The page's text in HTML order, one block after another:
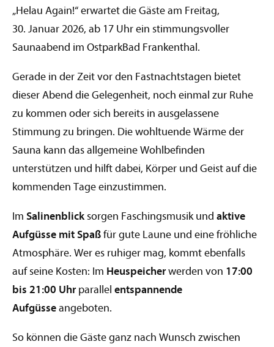
„Helau Again!“ erwartet die Gäste am Freitag,
30. Januar 2026, ab 17 Uhr ein stimmungsvoller
Saunaabend im OstparkBad Frankenthal.
Gerade in der Zeit vor den Fastnachtstagen bietet
dieser Abend die Gelegenheit, noch einmal zur Ruhe
zu kommen oder sich bereits in ausgelassene
Stimmung zu bringen. Die wohltuende Wärme der
Sauna kann das allgemeine Wohlbefinden
unterstützen und hilft dabei, Körper und Geist auf die
kommenden Tage einzustimmen.
Im Salinenblicksorgen Faschingsmusik und aktive
Aufgüsse mit Spaßfür gute Laune und eine fröhliche
Atmosphäre. Wer es ruhiger mag, kommt ebenfalls
auf seine Kosten: Im Heuspeicherwerden von 17:00
bis 21:00 Uhrparallel entspannende
Aufgüsseangeboten.
So können die Gäste ganz nach Wunsch zwischen